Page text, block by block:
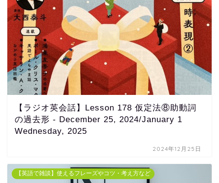
【ラジオ英会話】Lesson 178 仮定法⑧助動詞
の過去形 - December 25, 2024/January 1
Wednesday, 2025
2024年12月25日
【英語で雑談】使えるフレーズやコツ・考え方など